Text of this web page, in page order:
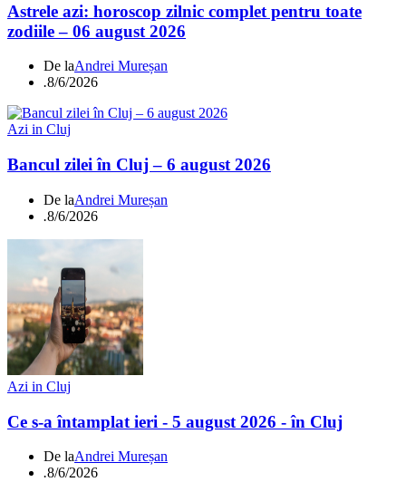
Astrele azi: horoscop zilnic complet pentru toate
zodiile – 06 august 2026
De laAndrei Mureșan
.8/6/2026
Azi in Cluj
Bancul zilei în Cluj – 6 august 2026
De laAndrei Mureșan
.8/6/2026
Azi in Cluj
Ce s-a întamplat ieri - 5 august 2026 - în Cluj
De laAndrei Mureșan
.8/6/2026